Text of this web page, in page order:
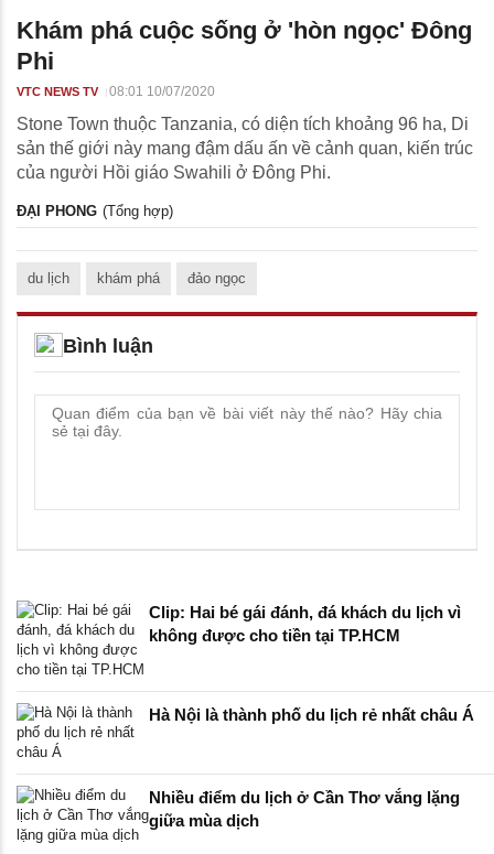
Khám phá cuộc sống ở 'hòn ngọc' Đông
Phi
VTC NEWS TV 08:01 10/07/2020
Stone Town thuộc Tanzania, có diện tích khoảng 96 ha, Di
sản thế giới này mang đậm dấu ấn về cảnh quan, kiến trúc
của người Hồi giáo Swahili ở Đông Phi.
ĐẠI PHONG (Tổng hợp)
du lịch khám phá đảo ngọc
Bình luận
Clip: Hai bé gái đánh, đá khách du lịch vì
không được cho tiền tại TP.HCM
Hà Nội là thành phố du lịch rẻ nhất châu Á
Nhiều điểm du lịch ở Cần Thơ vắng lặng
giữa mùa dịch